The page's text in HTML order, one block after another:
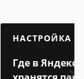
НАСТРОЙКА
Где в Яндекс